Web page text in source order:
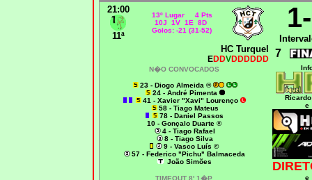
21:00
11ª
13º Lugar 4 Pts
10J 1V 1E 8D
Golos: -21 (31-52)
1
HC Turquel
EDDVDDDDDD 7
N�O CONVOCADOS
23 - Diogo Almeida ®
24 - André Pimenta
41 - Xavier "Xavi" Lourenço
58 - Tiago Mateus
78 - Daniel Passos
10 - Gonçalo Duarte ®
4 - Tiago Rafael
8 - Tiago Silva
9 - Vasco Luís ©
57 - Federico "Pichu" Balmaceda
João Simões
TIMEOUT 8' 1�P
e
e